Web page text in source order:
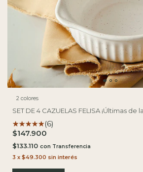
2 colores
SET DE 4 CAZUELAS FELISA ¡Últimas de
(6)
$147.900
$133.110 con
3 x $49.300 sin interés